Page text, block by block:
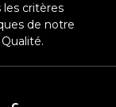
les critères
de notre